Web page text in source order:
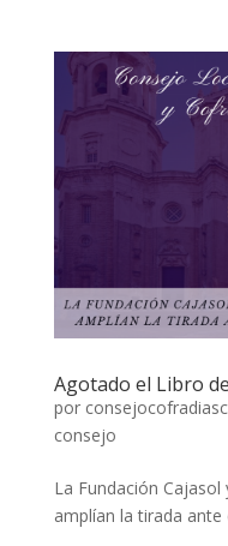
Agotado el Libro
por
consejo
La Fundación
amplían la tirada